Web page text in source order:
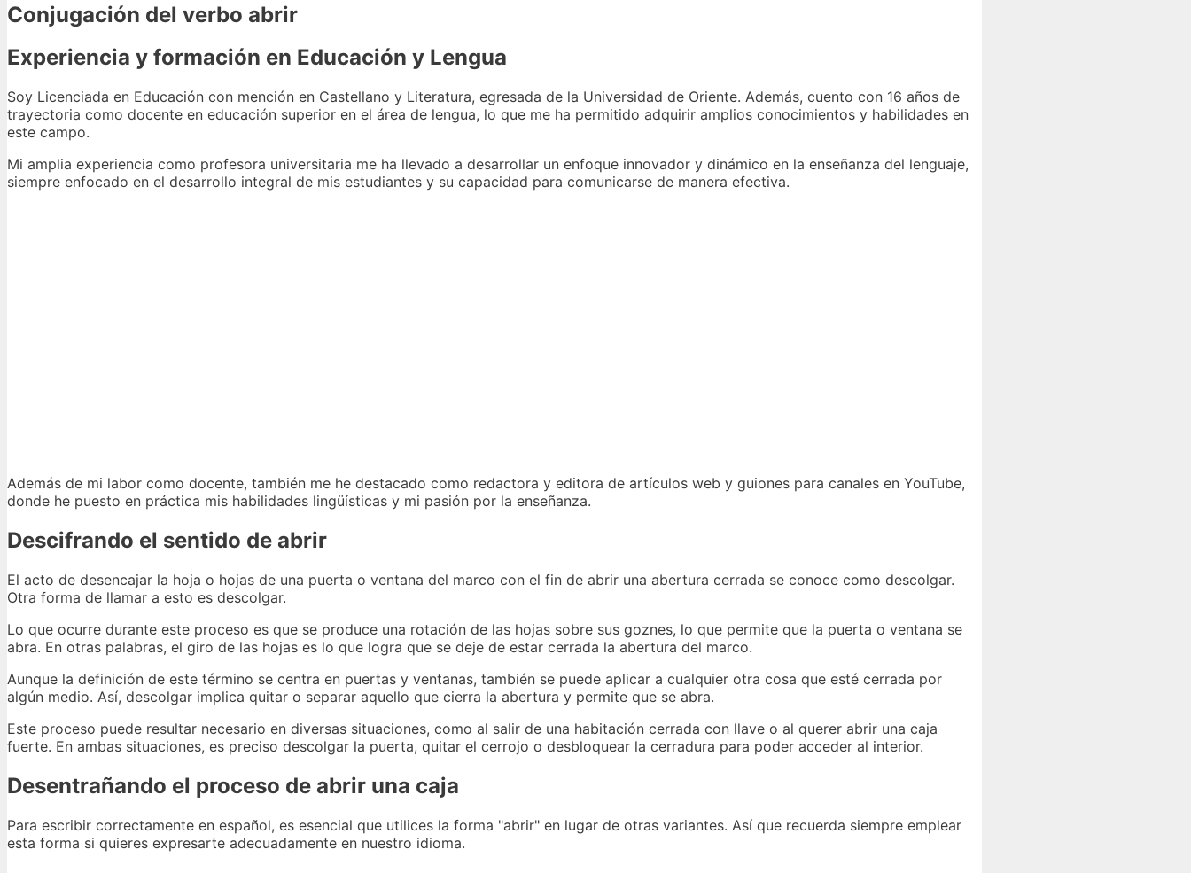
Conjugación del verbo abrir
Experiencia y formación en Educación y Lengua
Soy Licenciada en Educación con mención en Castellano y Literatura, egresada de la Universidad de Oriente. Además, cuento con 16 años de
trayectoria como docente en educación superior en el área de lengua, lo que me ha permitido adquirir amplios conocimientos y habilidades en
este campo.
Mi amplia experiencia como profesora universitaria me ha llevado a desarrollar un enfoque innovador y dinámico en la enseñanza del lenguaje,
siempre enfocado en el desarrollo integral de mis estudiantes y su capacidad para comunicarse de manera efectiva.
Además de mi labor como docente, también me he destacado como redactora y editora de artículos web y guiones para canales en YouTube,
donde he puesto en práctica mis habilidades lingüísticas y mi pasión por la enseñanza.
Descifrando el sentido de abrir
El acto de desencajar la hoja o hojas de una puerta o ventana del marco con el fin de abrir una abertura cerrada se conoce como descolgar.
Otra forma de llamar a esto es descolgar.
Lo que ocurre durante este proceso es que se produce una rotación de las hojas sobre sus goznes, lo que permite que la puerta o ventana se
abra. En otras palabras, el giro de las hojas es lo que logra que se deje de estar cerrada la abertura del marco.
Aunque la definición de este término se centra en puertas y ventanas, también se puede aplicar a cualquier otra cosa que esté cerrada por
algún medio. Así, descolgar implica quitar o separar aquello que cierra la abertura y permite que se abra.
Este proceso puede resultar necesario en diversas situaciones, como al salir de una habitación cerrada con llave o al querer abrir una caja
fuerte. En ambas situaciones, es preciso descolgar la puerta, quitar el cerrojo o desbloquear la cerradura para poder acceder al interior.
Desentrañando el proceso de abrir una caja
Para escribir correctamente en español, es esencial que utilices la forma "abrir" en lugar de otras variantes. Así que recuerda siempre emplear
esta forma si quieres expresarte adecuadamente en nuestro idioma.